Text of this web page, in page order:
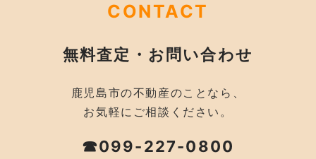
CONTACT
無料査定・お問い合わせ
鹿児島市の不動産のことなら、
お気軽にご相談ください。
☎099-227-0800